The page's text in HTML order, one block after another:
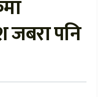
जबरा पनि